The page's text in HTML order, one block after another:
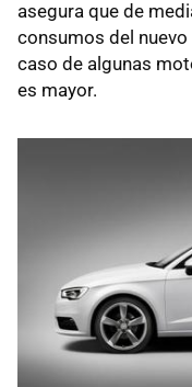
asegura que de
consumos del nuevo
caso de algunas
es mayor.